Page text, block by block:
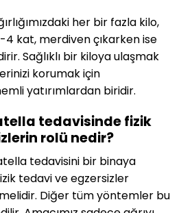
her bir fazla kilo,
kat, merdiven çıkarken ise
Sağlıklı bir kiloya ulaşmak
korumak için
yatırımlardan biridir.
tedavisinde fizik
rolü nedir?
tedavisini bir binaya
tedavi ve egzersizler
Diğer tüm yöntemler bu